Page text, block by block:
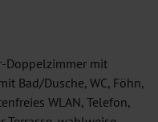
Doppelzimmer mit
Bad/Dusche, WC, Föhn,
WLAN, Telefon,